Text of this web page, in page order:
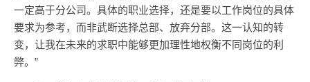
一定高于分公司。具体的职业选择，还是要以工作岗位的具体
要求为参考，而非武断选择总部、放弃分部。这一认知的转
变，让我在未来的求职中能够更加理性地权衡不同岗位的利
弊。”